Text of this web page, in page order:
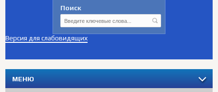
Поиск
Версия для слабовидящих
МЕНЮ